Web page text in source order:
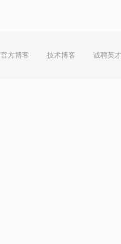
官方博客 技术博客 诚聘英才